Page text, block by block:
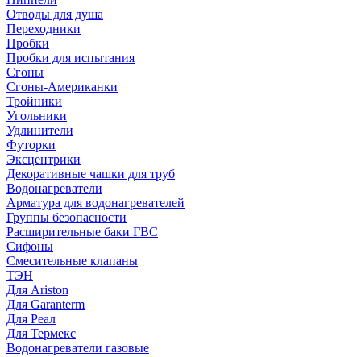
Отводы для душа
Переходники
Пробки
Пробки для испытания
Сгоны
Сгоны-Американки
Тройники
Угольники
Удлинители
Футорки
Эксцентрики
Декоративные чашки для труб
Водонагреватели
Арматура для водонагревателей
Группы безопасности
Расширительные баки ГВС
Сифоны
Смесительные клапаны
ТЭН
Для Ariston
Для Garanterm
Для Реал
Для Термекс
Водонагреватели газовые